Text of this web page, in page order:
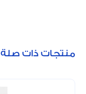
منتجات ذات صلة